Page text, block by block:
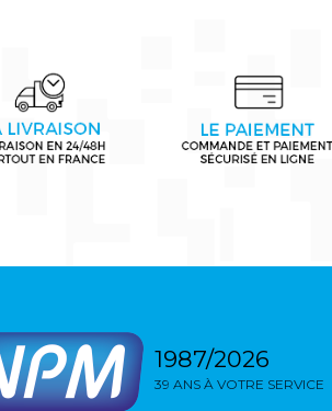
1987/2026
39 ANS À VOTRE SERVICE